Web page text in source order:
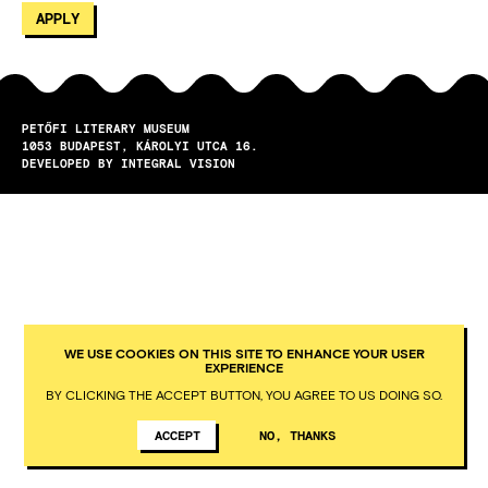
PETŐFI LITERARY MUSEUM
1053
BUDAPEST
KÁROLYI UTCA 16.
DEVELOPED BY INTEGRAL VISION
WE USE COOKIES ON THIS SITE TO ENHANCE YOUR USER
EXPERIENCE
BY CLICKING THE ACCEPT BUTTON, YOU AGREE TO US DOING SO.
ACCEPT NO, THANKS